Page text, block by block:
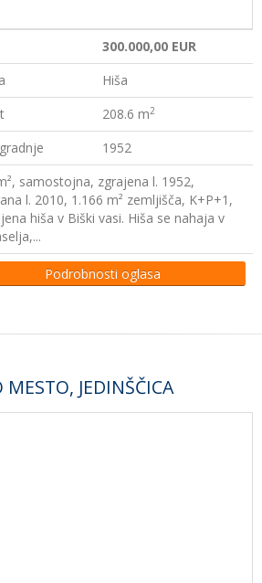
300.000,00 EUR
Hiša
208.6 m2
1952
samostojna, zgrajena l. 1952,
l. 2010, 1.166 m² zemljišča, K+P+1,
hiša v Biški vasi. Hiša se nahaja v
Podrobnosti oglasa
MESTO, JEDINŠČICA